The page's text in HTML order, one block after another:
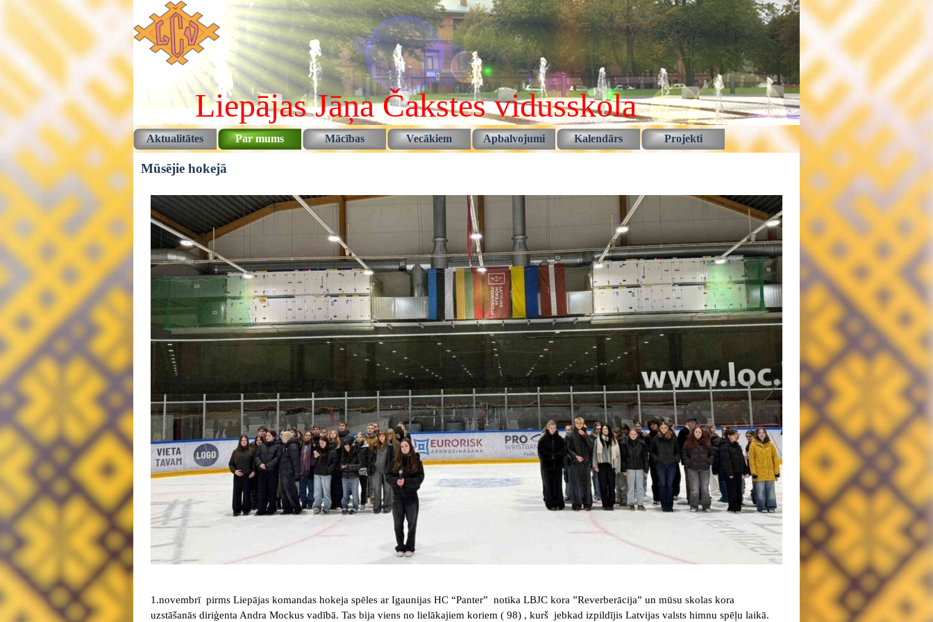
Pāriet uz saturu
Liepājas Jāņa Čakstes vidusskola
Izlaist izvēlni
Aktualitātes Par mums ▼
Mācības ▼
Vecākiem ▼
Apbalvojumi ▼
Kalendārs ▼
Projekti ▼
Mūsējie hokejā
1.novembrī pirms Liepājas komandas hokeja spēles ar Igaunijas HC “Panter” notika LBJC kora ”Reverberācija” un mūsu skolas kora
uzstāšanās diriģenta Andra Mockus vadībā. Tas bija viens no lielākajiem koriem ( 98) , kurš jebkad izpildījis Latvijas valsts himnu spēļu laikā.